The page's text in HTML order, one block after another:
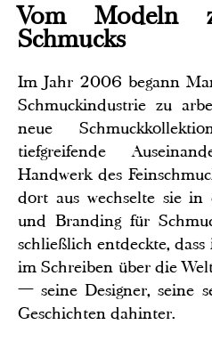
Vom Modeln
Schmucks
Im Jahr 2006 begann
Schmuckindustrie zu
neue
tiefgreifende
Handwerk des
dort aus wechselte sie
und Branding für
schließlich entdeckte,
im Schreiben über die
— seine Designer, seine
Geschichten dahinter.